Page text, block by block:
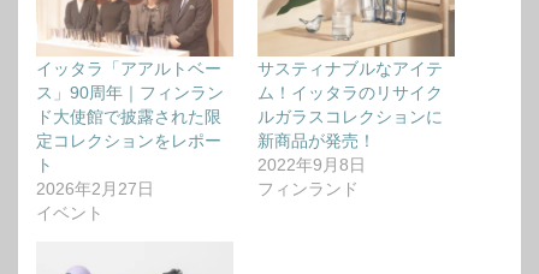
イッタラ「アアルトベー
ス」90周年｜フィンラン
ド大使館で披露された限
定コレクションをレポー
ト
2026年2月27日
イベント
サスティナブルなアイテ
ム！イッタラのリサイク
ルガラスコレクションに
新商品が発売！
2022年9月8日
フィンランド